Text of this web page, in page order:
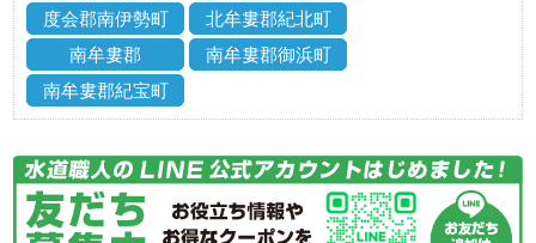
度会郡南伊勢町
北牟婁郡紀北町
南牟婁郡
南牟婁郡御浜町
南牟婁郡紀宝町